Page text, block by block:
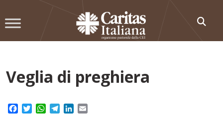
to
Veglia di preghiera
Facebook
TwitterWhatsApp
TelegramLinkedIn